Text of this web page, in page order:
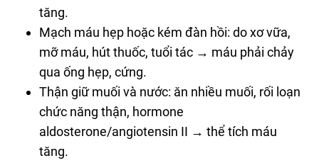
tăng.
Mạch máu hẹp hoặc kém đàn hồi: do xơ vữa,
mỡ máu, hút thuốc, tuổi tác → máu phải chảy
qua ống hẹp, cứng.
Thận giữ muối và nước: ăn nhiều muối, rối loạn
chức năng thận, hormone
aldosterone/angiotensin II → thể tích máu
tăng.